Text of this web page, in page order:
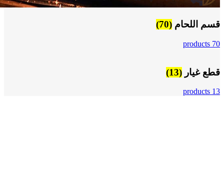
قسم اللحام (70)
70 products
قطع غيار (13)
13 products